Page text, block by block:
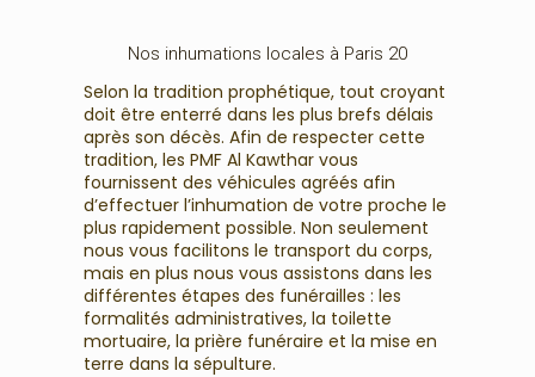
Nos inhumations locales à Paris 20
Selon la tradition prophétique, tout croyant
doit être enterré dans les plus brefs délais
après son décès. Afin de respecter cette
tradition, les PMF Al Kawthar vous
fournissent des véhicules agréés afin
d’effectuer l’inhumation de votre proche le
plus rapidement possible. Non seulement
nous vous facilitons le transport du corps,
mais en plus nous vous assistons dans les
différentes étapes des funérailles : les
formalités administratives, la toilette
mortuaire, la prière funéraire et la mise en
terre dans la sépulture.